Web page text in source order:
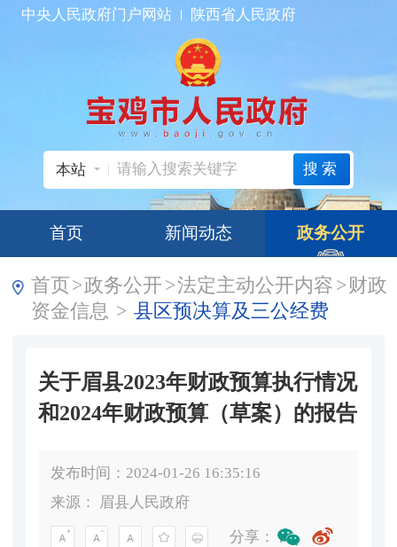
中央人民政府门户网站 陕西省人民政府
本站 搜索
首页 新闻动态 政务公开
首页>政务公开 >法定主动公开内容 >财政
资金信息 > 县区预决算及三公经费
关于眉县2023年财政预算执行情况
和2024年财政预算（草案）的报告
发布时间：2024-01-26 16:35:16
来源： 眉县人民政府
分享：